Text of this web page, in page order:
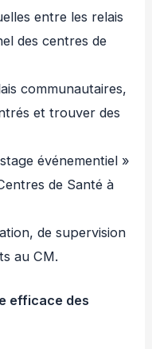
entre les relais
des centres de
communautaires,
et trouver des
événementiel »
de Santé à
de supervision
au CM.
efficace des